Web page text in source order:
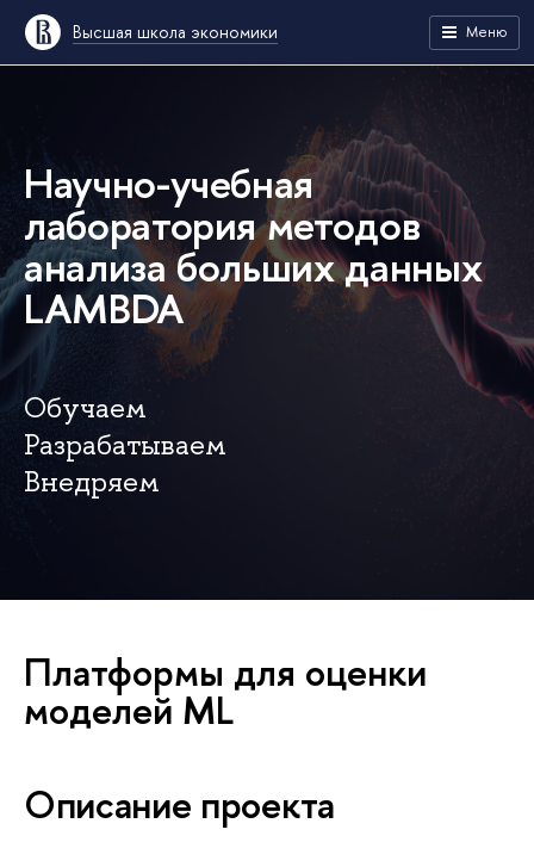
Высшая школа экономики Меню
Научно-учебная
лаборатория методов
анализа больших данных
LAMBDA
Обучаем
Разрабатываем
Внедряем
Платформы для оценки
моделей ML
Описание проекта